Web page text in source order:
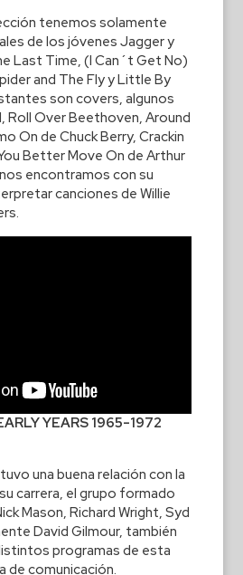
tenemos solamente
de los jóvenes Jagger y
Last Time, (I Can´t Get No)
and The Fly y Little By
son covers, algunos
Roll Over Beethoven, Around
On de Chuck Berry, Crackin
Better Move On de Arthur
encontramos con su
canciones de Willie
YEARS 1965-1972
una buena relación con la
carrera, el grupo formado
Mason, Richard Wright, Syd
David Gilmour, también
programas de esta
de comunicación.